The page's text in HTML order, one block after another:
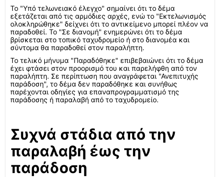
Το "Υπό τελωνειακό έλεγχο" σημαίνει ότι το δέμα
εξετάζεται από τις αρμόδιες αρχές, ενώ το "Εκτελωνισμός
ολοκληρώθηκε" δείχνει ότι το αντικείμενο μπορεί πλέον να
παραδοθεί. Το "Σε διανομή" ενημερώνει ότι το δέμα
βρίσκεται στο τοπικό ταχυδρομείο ή στο διανομέα και
σύντομα θα παραδοθεί στον παραλήπτη.
Το τελικό μήνυμα "Παραδόθηκε" επιβεβαιώνει ότι το δέμα
έχει φτάσει στον προορισμό του και παρελήφθη από τον
παραλήπτη. Σε περίπτωση που αναγράφεται "Ανεπιτυχής
παράδοση", το δέμα δεν παραδόθηκε και συνήθως
παρέχονται οδηγίες για επαναπρογραμματισμό της
παράδοσης ή παραλαβή από το ταχυδρομείο.
Συχνά στάδια από την
παραλαβή έως την
παράδοση